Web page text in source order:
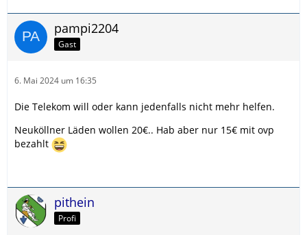
pampi2204
Gast
6. Mai 2024 um 16:35
Die Telekom will oder kann jedenfalls nicht mehr helfen.
Neuköllner Läden wollen 20€.. Hab aber nur 15€ mit ovp
bezahlt
pithein
Profi